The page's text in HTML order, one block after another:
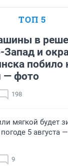
ТОП 5
в
Запад и
— фото
198
мягкой будет
5 августа
9